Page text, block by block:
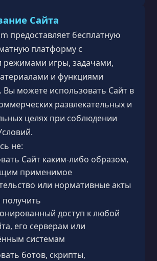
Сайта
предоставляет бесплатную
платформу с
режимами игры, задачами,
и функциями
Вы можете использовать Сайт в
развлекательных и
целях при соблюдении
не:
Сайт каким-либо образом,
применимое
или нормативные акты
доступ к любой
его серверам или
системам
ботов, скрипты,